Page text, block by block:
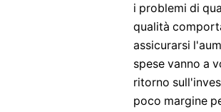
i problemi di
qualità
assicurarsi
spese vanno a
ritorno
poco margine